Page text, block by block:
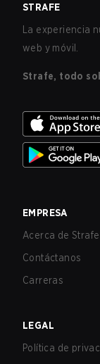
STRAFE
La experiencia
web y móvil.
Strafe, todo
EMPRESA
Acerca de Strafe
Contáctanos
Carreras
LEGAL
Política de